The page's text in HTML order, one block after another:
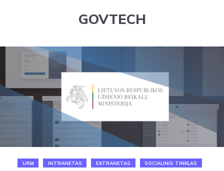
GOVTECH
URM INTRANETAS EXTRANETAS SOCIALINIS TINKLAS